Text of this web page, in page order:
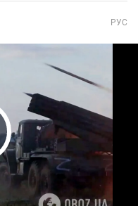
РУС
Video